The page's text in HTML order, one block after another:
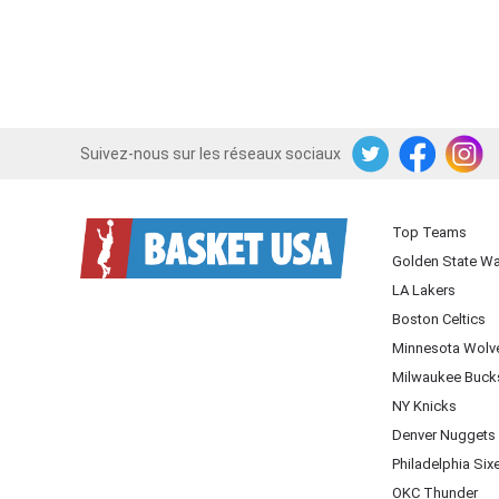
Suivez-nous sur les réseaux sociaux
TwitterFacebookInstagram
Top Teams
Golden State
LA Lakers
Boston Celtics
Minnesota
Milwaukee
NY Knicks
Denver Nuggets
Philadelphia
OKC Thunder